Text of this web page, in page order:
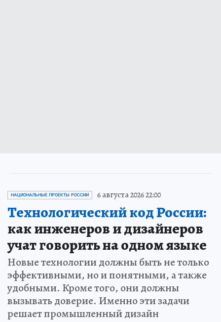
НАЦИОНАЛЬНЫЕ ПРОЕКТЫ РОССИИ 6 августа 2026 22:00
Технологический код России:
как инженеров и дизайнеров
учат говорить на одном языке
Новые технологии должны быть не только
эффективными, но и понятными, а также
удобными. Кроме того, они должны
вызывать доверие. Именно эти задачи
решает промышленный дизайн